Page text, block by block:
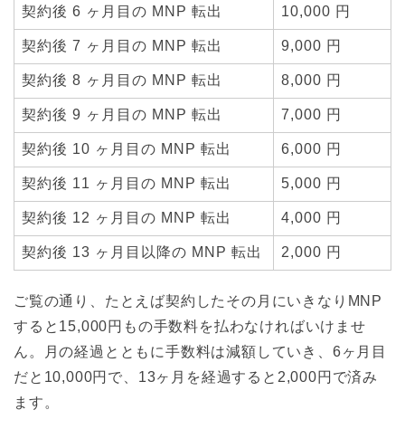
契約後 6 ヶ月目の MNP 転出 10,000 円
契約後 7 ヶ月目の MNP 転出 9,000 円
契約後 8 ヶ月目の MNP 転出 8,000 円
契約後 9 ヶ月目の MNP 転出 7,000 円
契約後 10 ヶ月目の MNP 転出 6,000 円
契約後 11 ヶ月目の MNP 転出 5,000 円
契約後 12 ヶ月目の MNP 転出 4,000 円
契約後 13 ヶ月目以降の MNP 転出 2,000 円
ご覧の通り、たとえば契約したその月にいきなりMNP
すると15,000円もの手数料を払わなければいけませ
ん。月の経過とともに手数料は減額していき、6ヶ月目
だと10,000円で、13ヶ月を経過すると2,000円で済み
ます。